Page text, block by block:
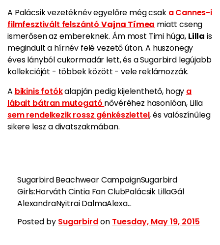
A Palácsik vezetéknév egyelőre még csak a Cannes-i
filmfesztivált felszántó Vajna Tímea miatt cseng
ismerősen az embereknek. Ám most Timi húga, Lilla is
megindult a hírnév felé vezető úton. A huszonegy
éves lányból cukormadár lett, és a Sugarbird legújabb
kollekcióját - többek között - vele reklámozzák.
A bikinis fotókalapján pedig kijelenthető, hogy a
lábait bátran mutogató nővéréhez hasonlóan, Lilla
sem rendelkezik rossz génkészlettel, és valószínűleg
sikere lesz a divatszakmában.
Sugarbird Beachwear CampaignSugarbird
Girls:Horváth Cintia Fan ClubPalácsik LillaGál
AlexandraNyitrai DalmaAlexa...
Posted by Sugarbirdon Tuesday, May 19, 2015